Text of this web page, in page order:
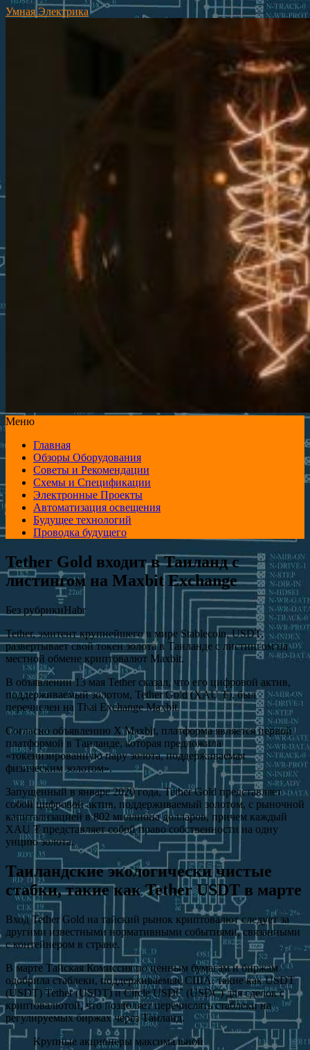
Умная Электрика
Меню
Главная
Обзоры Оборудования
Советы и Рекомендации
Схемы и Спецификации
Электронные Проекты
Автоматизация освещения
Будущее технологий
Проводка будущего
Tether Gold входит в Таиланд с
листингом на Maxbit Exchange
Без рубрикиHabr
Tether, эмитент крупнейшего в мире Stablecoin, USDT,
развертывает свой токен золота в Таиланде с листингом на
местной обмене криптовалют Maxbit.
В объявлении 13 мая Tether сказал, что его цифровой актив,
поддерживаемый золотом, Tether Gold (XAU ₮), был
перечислен на Thai Exchange Maxbit.
Согласно объявлению X Maxbit, платформа является первой
платформой в Таиланде, которая предложила
«токенизированную пару золота, поддерживаемая
физическим золотом».
Запущенный в январе 2020 года, Tether Gold представляет
собой цифровой актив, поддерживаемый золотом, с рыночной
капитализацией в 802 миллиона долларов, причем каждый
XAU ₮ представляет собой право собственности на одну
унцию золота.
Таиландские экологически чистые
стабки, такие как Tether USDT в марте
Вход Tether Gold на тайский рынок криптовалют следует за
другими известными нормативными событиями, связанными
с контейнером в стране.
В марте Тайская Комиссия по ценным бумагам и биржам
одобрила стаблеки, поддерживаемые США, такие как USDT
(USDT) Tether (USDT) и Circle USDC (USDC) для сделок с
криптовалютой, что позволяет перечислять стаблеки на
регулируемых биржах через Таиланд.
Крупные акционеры максимальной